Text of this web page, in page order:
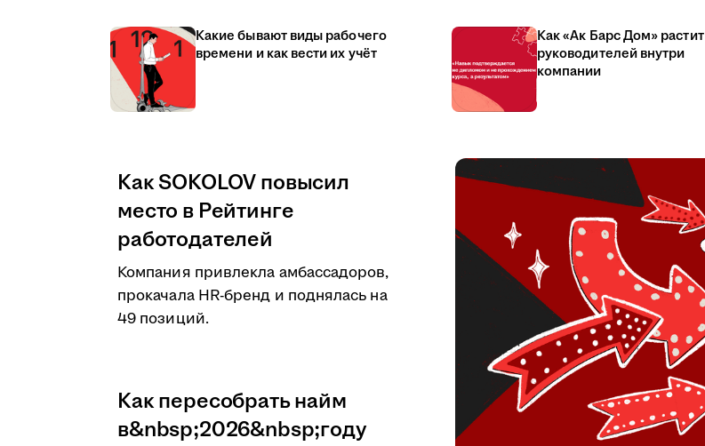
Какие бывают виды рабочего
времени и как вести их учёт
Как «Ак Барс Дом» растит
руководителей внутри
компании
Как SOKOLOV повысил
место в Рейтинге
работодателей
Компания привлекла амбассадоров,
прокачала HR-бренд и поднялась на
49 позиций.
Как пересобрать найм
в&nbsp;2026&nbsp;году